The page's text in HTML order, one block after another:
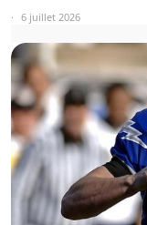
6 juillet 2026